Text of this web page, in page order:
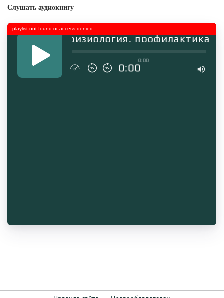
Слушать аудиокнигу
физиология, профилактика
0:00
0:00
playlist not found or access denied